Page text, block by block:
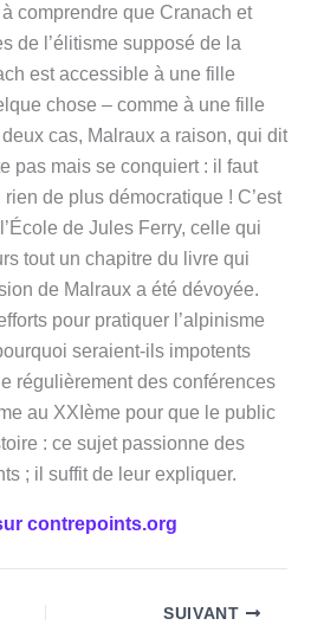
comprendre que Cranach et
de l’élitisme supposé de la
est accessible à une fille
chose – comme à une fille
cas, Malraux a raison, qui dit
pas mais se conquiert : il faut
rien de plus démocratique ! C’est
de Jules Ferry, celle qui
tout un chapitre du livre qui
de Malraux a été dévoyée.
pour pratiquer l’alpinisme
seraient-ils impotents
régulièrement des conférences
au XXIème pour que le public
: ce sujet passionne des
; il suffit de leur expliquer.
contrepoints.org
SUIVANT